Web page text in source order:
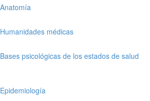
médicas
psicológicas de los estados de salud